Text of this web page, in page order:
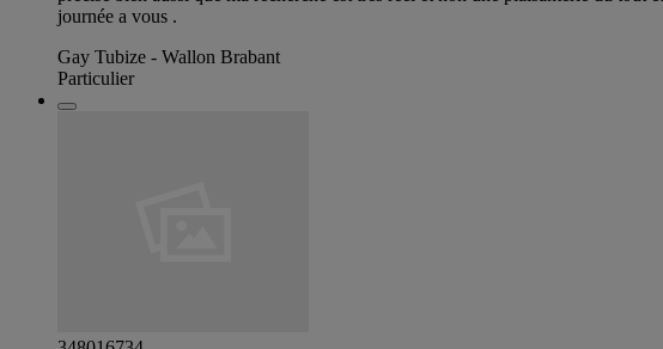
journée a vous .
Gay Tubize - Wallon Brabant
Particulier